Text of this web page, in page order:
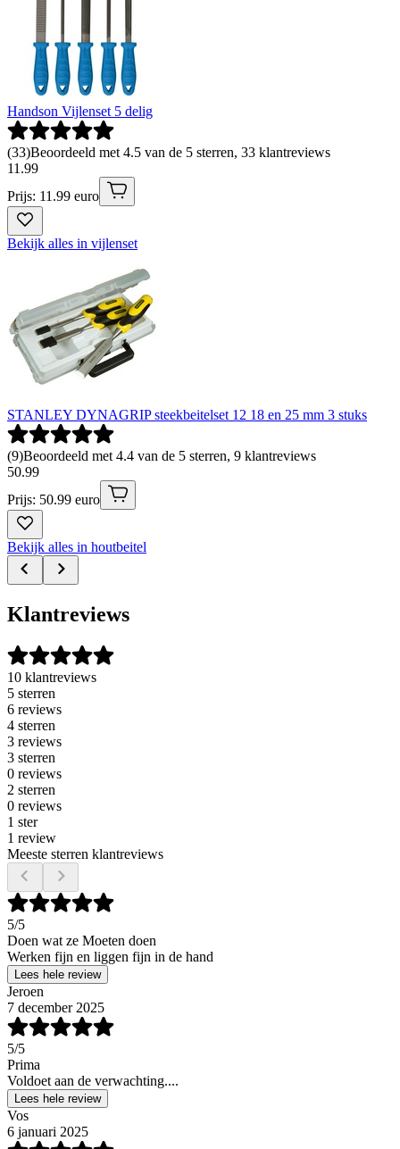
Handson Vijlenset 5 delig
(33)Beoordeeld met 4.5 van de 5 sterren, 33 klantreviews
11 .99
Prijs: 11.99 euro
Bekijk alles in vijlenset
STANLEY DYNAGRIP steekbeitelset 12 18 en 25 mm 3 stuks
(9)Beoordeeld met 4.4 van de 5 sterren, 9 klantreviews
50.99
Prijs: 50.99 euro
Bekijk alles in houtbeitel
Klantreviews
10 klantreviews
5 sterren
6 reviews
4 sterren
3 reviews
3 sterren
0 reviews
2 sterren
0 reviews
1 ster
1 review
Meeste sterren klantreviews
5/5
Doen wat ze Moeten doen
Werken fijn en liggen fijn in de hand
Lees hele review
Jeroen
7 december 2025
5/5
Prima
Voldoet aan de verwachting....
Lees hele review
Vos
6 januari 2025